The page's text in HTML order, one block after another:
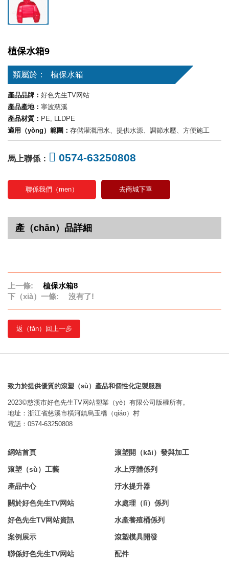
植保水箱9
類屬於： 植保水箱
產品品牌： 好色先生TV网站
產品產地： 寧波慈溪
產品材質： PE, LLDPE
適用（yòng）範圍： 存儲灌溉用水、提供水源、調節水壓、方便施工
馬上聯係： 0574-63250808
聯係我們（men） 去商城下單
產（chǎn）品詳細
上一條:
植保水箱8
下（xià）一條:
沒有了!
返（fǎn）回上一步
致力於提供優質的滾塑（sù）產品和個性化定製服務
2023©慈溪市好色先生TV网站塑業（yè）有限公司版權所有。
地址：浙江省慈溪市橫河鎮烏玉橋（qiáo）村
電話：0574-63250808
網站首頁
滾塑（sù）工藝
產品中心
關於好色先生TV网站
好色先生TV网站資訊
案例展示
聯係好色先生TV网站
滾塑開（kāi）發與加工
水上浮體係列
汙水提升器
水處理（lǐ）係列
水產養殖桶係列
滾塑模具開發
配件